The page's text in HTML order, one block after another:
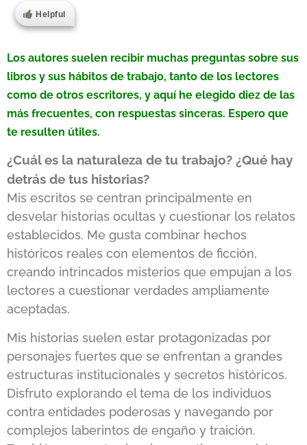
Helpful
Los autores suelen recibir muchas preguntas sobre sus
libros y sus hábitos de trabajo, tanto de los lectores
como de otros escritores, y aquí he elegido diez de las
más frecuentes, con respuestas sinceras. Espero que
te resulten útiles.
¿Cuál es la naturaleza de tu trabajo? ¿Qué hay
detrás de tus historias?
Mis escritos se centran principalmente en
desvelar historias ocultas y cuestionar los relatos
establecidos. Me gusta combinar hechos
históricos reales con elementos de ficción,
creando intrincados misterios que empujan a los
lectores a cuestionar verdades ampliamente
aceptadas.
Mis historias suelen estar protagonizadas por
personajes fuertes que se enfrentan a grandes
estructuras institucionales y secretos históricos.
Disfruto explorando el tema de los individuos
contra entidades poderosas y navegando por
complejos laberintos de engaño y traición.